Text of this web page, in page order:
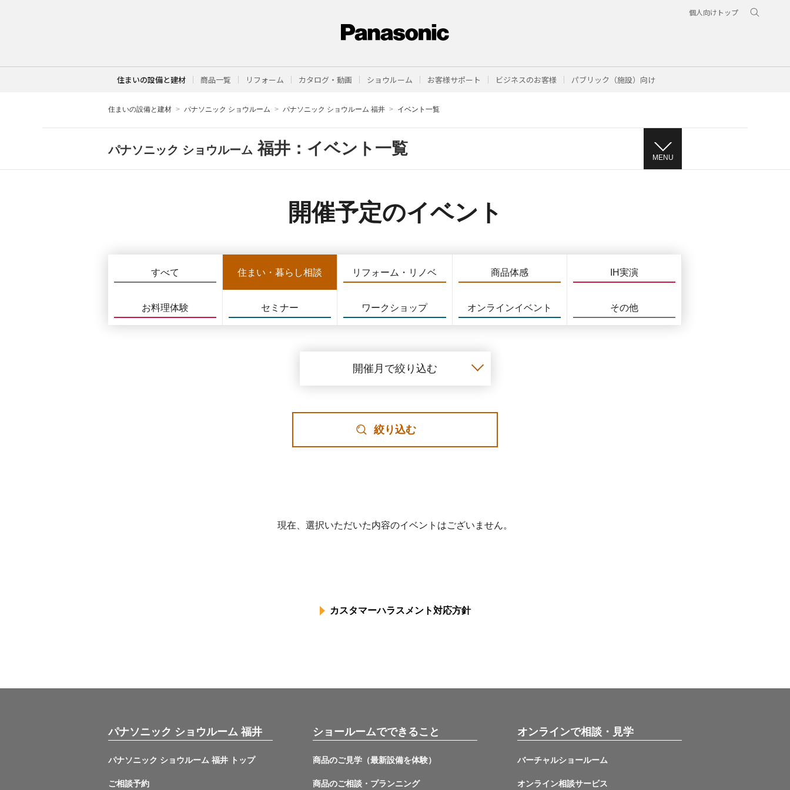
個人向けトップ
住まいの設備と建材 商品一覧 リフォーム カタログ・動画 ショウルーム お客様サポート ビジネスのお客様 パブリック（施設）向け
住まいの設備と建材 パナソニック ショウルーム パナソニック ショウルーム 福井 イベント一覧
パナソニック ショウルーム 福井：イベント一覧 MENU
開催予定のイベント
すべて 住まい・暮らし相談 リフォーム・リノベ 商品体感 IH実演
お料理体験 セミナー ワークショップ オンラインイベント その他
開催月で絞り込む
絞り込む
現在、選択いただいた内容のイベントはございません。
カスタマーハラスメント対応方針
パナソニック ショウルーム 福井
パナソニック ショウルーム 福井 トップ
ご相談予約
ショールームでできること
商品のご見学（最新設備を体験）
商品のご相談・プランニング
オンラインで相談・見学
バーチャルショールーム
オンライン相談サービス